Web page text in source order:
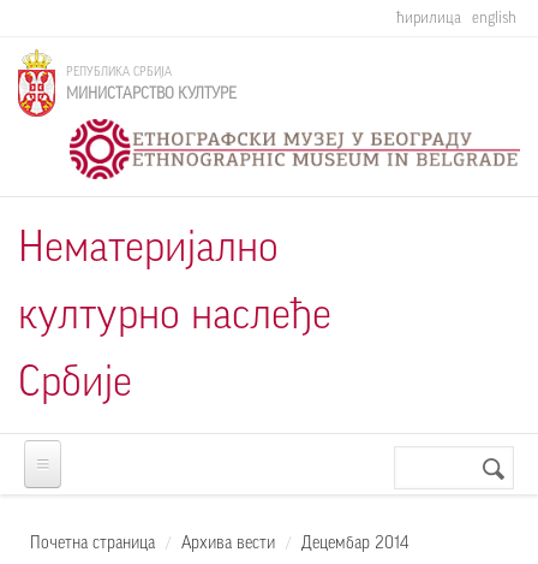
ћирилица english
РЕПУБЛИКА СРБИЈА
МИНИСТАРСТВО КУЛТУРЕ
Нематеријално
културно наслеђе
Србије
Почетна страница Архива вести Децембар 2014